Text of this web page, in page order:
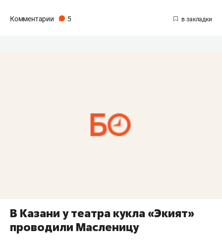
Комментарии 5
В Казани у театра кукла «Экият»
проводили Масленицу